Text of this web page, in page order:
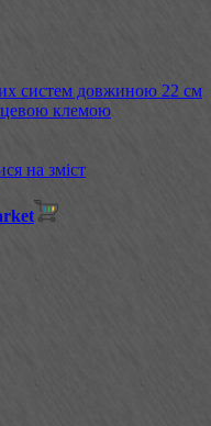
систем довжиною 22 см
клемою
на зміст